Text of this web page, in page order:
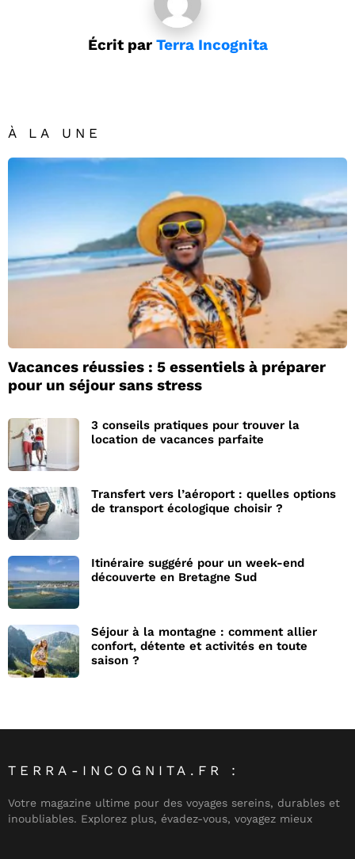
Écrit par Terra Incognita
À LA UNE
Vacances réussies : 5 essentiels à préparer
pour un séjour sans stress
3 conseils pratiques pour trouver la
location de vacances parfaite
Transfert vers l’aéroport : quelles options
de transport écologique choisir ?
Itinéraire suggéré pour un week-end
découverte en Bretagne Sud
Séjour à la montagne : comment allier
confort, détente et activités en toute
saison ?
TERRA-INCOGNITA.FR :
Votre magazine ultime pour des voyages sereins, durables et
inoubliables. Explorez plus, évadez-vous, voyagez mieux